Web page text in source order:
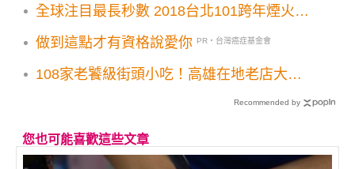
全球注目最長秒數 2018台北101跨年煙火大
做到這點才有資格說愛你 PR・台灣癌症基金會
108家老饕級街頭小吃！高雄在地老店大小
Recommended by
您也可能喜歡這些文章